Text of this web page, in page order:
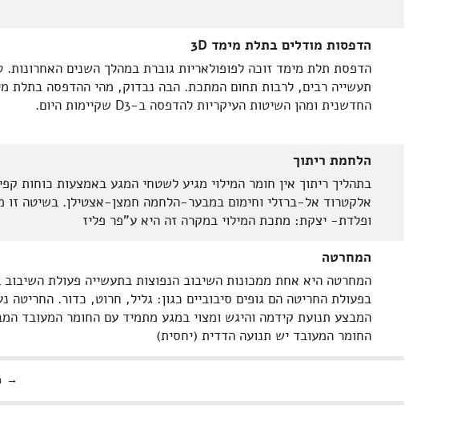
הדפסות מודלים בתלת מימד 3D
הדפסת תלת מימד זוכה לפופולאריות גוברת במהלך השנים האחרונות.
תעשייה רבים, לרבות תחום המתכת. הבה נבדוק, מהי ההדפסה בתלת
החדשנית ומהן השיטות העיקריות להדפסה ב-D3 שקיימות היום.
הלחמת ריתוך
בתהליך ריתוך אין חומר המילוי מגיע לשטחי המגע באמצעות כוחות
אלקטרוד אל-ברזלי וחימום במבער-הלחמה חמצן-אצטילן. בשיטה זו
ופלדת- יצקת: מתכת המילוי במקרה זה היא ע"פר פליז
המחרטה
המחרטה היא אחת ממכונות השיבוב הנפוצות בתעשייה פעולת
בפעולת החריטה הם גופים סיבוביים כגון: גליל, חרוט, כדור. החריטה
המבצע תנועת קידמה והיגש ומצוי במגע מתמיד עם החומר המעובד
החומר המעובד יש תנועה הדדית (יחסית)